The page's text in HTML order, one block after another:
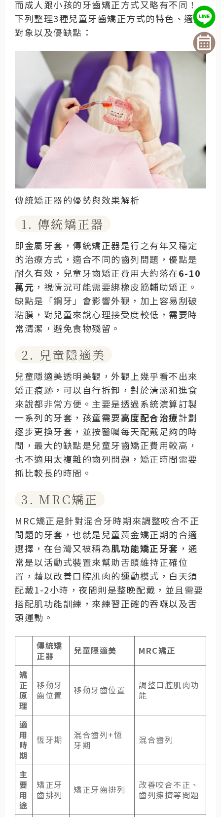
而成人跟小孩的牙齒矯正方式又略有不同！
下列整理3種兒童牙齒矯正方式的特色、適用
對象以及優缺點：
傳統矯正器的優勢與效果解析
1. 傳統矯正器
即金屬牙套，傳統矯正器是行之有年又穩定
的治療方式，適合不同的齒列問題，優點是
耐久有效，兒童牙齒矯正費用大約落在6-10
萬元 ，視情況可能需要綁橡皮筋輔助矯正。
缺點是「鋼牙」會影響外觀，加上容易刮破
粘膜，對兒童來說心理接受度較低，需要時
常清潔，避免食物殘留。
2. 兒童隱適美
兒童隱適美透明美觀，外觀上幾乎看不出來
矯正痕跡，可以自行拆卸，對於清潔和進食
來說都非常方便。主要是透過系統演算訂製
一系列的牙套，孩童需要高度配合治療計劃
逐步更換牙套，並按醫囑每天配戴足夠的時
間，最大的缺點是兒童牙齒矯正費用較高，
也不適用太複雜的齒列問題，矯正時間需要
抓比較長的時間。
3. MRC矯正
MRC矯正是針對混合牙時期來調整咬合不正
問題的牙套，也就是兒童黃金矯正期的合適
選擇，在台灣又被稱為肌功能矯正牙套 ，通
常是以活動式裝置來幫助舌頭維持正確位
置，藉以改善口腔肌肉的運動模式，白天須
配戴1-2小時，夜間則是整晚配戴，並且需要
搭配肌功能訓練，來練習正確的吞嚥以及舌
頭運動。
傳統矯
正器
兒童隱適美 MRC矯正
矯
正
原
理
移動牙
齒位置
移動牙齒位置
調整口腔肌肉功
能
適
用
時
期
恆牙期
混合齒列+恆
牙期
混合齒列
主
要
用
途
矯正牙
齒排列
矯正牙齒排列
改善咬合不正、
齒列擁擠等問題